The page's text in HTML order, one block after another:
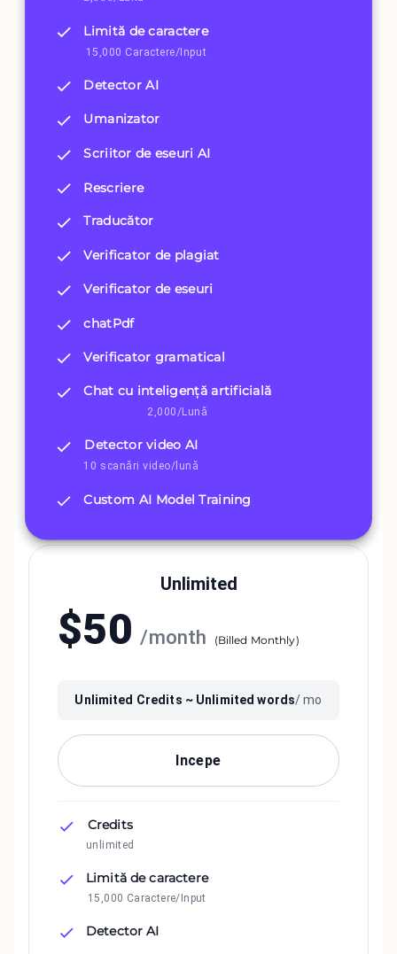
Limită de caractere
15,000 Caractere/Input
Detector AI
Umanizator
Scriitor de eseuri AI
Rescriere
Traducător
Verificator de plagiat
Verificator de eseuri
chatPdf
Verificator gramatical
Chat cu inteligență artificială
2,000/Lună
Detector video AI
10 scanări video/lună
Custom AI Model Training
Unlimited
$50 /month (Billed Monthly)
Unlimited Credits ~ Unlimited words/ mo
Incepe
Credits
unlimited
Limită de caractere
15,000 Caractere/Input
Detector AI